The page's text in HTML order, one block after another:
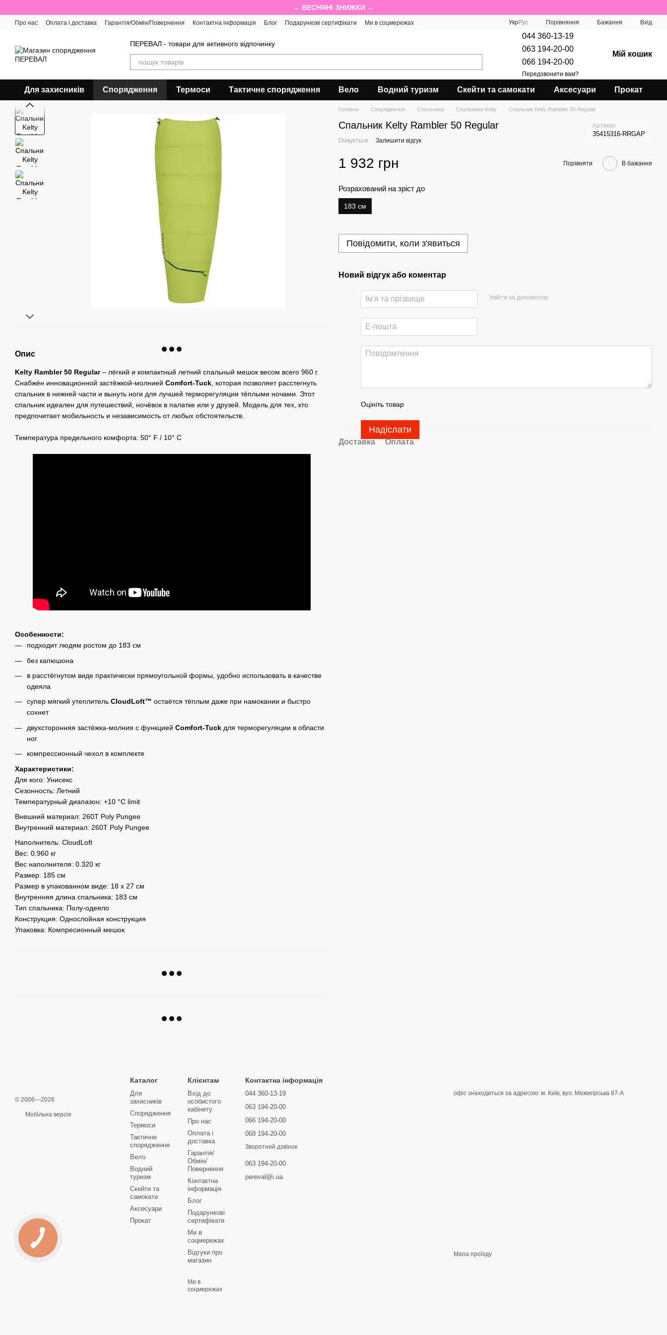
→ ВЕСНЯНІ ЗНИЖКИ ←
Про нас Оплата і доставка Гарантія/Обмін/Повернення Контактна інформація Блог Подарункові сертифікати
Ми в соцмережах
УкрРус Порівняння Бажання Вхід
ПЕРЕВАЛ - товари для активного відпочинку
044 360-13-19
063 194-20-00
066 194-20-00
Передзвонити вам?
Мій кошик
Для захисників Спорядження Термоси Тактичне спорядження Вело Водний туризм Скейти та самокати Аксесуари Прокат
Опис
Kelty Rambler 50 Regular– лёгкий и компактный летний спальный мешок весом всего 960 г.
Снабжён инновационной застёжкой-молнией Comfort-Tuck, которая позволяет расстегнуть
спальник в нижней части и вынуть ноги для лучшей терморегуляции тёплыми ночами. Этот
спальник идеален для путешествий, ночёвок в палатке или у друзей. Модель для тех, кто
предпочитает мобильность и независимость от любых обстоятельств.
Температура предельного комфорта: 50° F / 10° C
Особенности:
подходит людям ростом до 183 см
без капюшона
в расстёгнутом виде практически прямоугольной формы, удобно использовать в качестве
одеяла
супер мягкий утеплитель CloudLoft™ остаётся тёплым даже при намокании и быстро
сохнет
двухсторонняя застёжка-молния с функцией Comfort-Tuck для терморегуляции в области
ног
компрессионный чехол в комплекте
Характеристики:
Для кого: Унисекс
Сезонность: Летний
Температурный диапазон: +10 °C limit
Внешний материал: 260T Poly Pungee
Внутренний материал: 260T Poly Pungee
Наполнитель: CloudLoft
Вес: 0.960 кг
Вес наполнителя: 0.320 кг
Размер: 185 см
Размер в упакованном виде: 18 х 27 см
Внутренняя длина спальника: 183 см
Тип спальника: Полу-одеяло
Конструкция: Однослойная конструкция
Упаковка: Компресионный мешок
Головна Спорядження Спальники Спальники Kelty Спальник Kelty Rambler 50 Regular
Спальник Kelty Rambler 50 Regular Артикул
35415316-RRGAP
Очікується Залишити відгук
1 932 грн Порівняти В бажання
Розрахований на зріст до
183 см
Повідомити, коли з'явиться
Новий відгук або коментар
Увійти за допомогою
Оцініть товар
Надіслати
Доставка Оплата
© 2006—2026
Мобільна версія
Каталог
Для
захисників
Спорядження
Термоси
Тактичне
спорядження
Вело
Водний
туризм
Скейти та
самокати
Аксесуари
Прокат
Клієнтам
Вхід до
особистого
кабінету
Про нас
Оплата і
доставка
Гарантія/
Обмін/
Повернення
Контактна
інформація
Блог
Подарункові
сертифікати
Ми в
соцмережах
Відгуки про
магазин
Ми в
соцмережах
Контактна інформація
044 360-13-19
063 194-20-00
066 194-20-00
068 194-20-00
Зворотний дзвінок
063 194-20-00
pereval@i.ua
офіс знаходиться за адресою: м. Київ, вул. Межигірська 87-А
Мапа проїзду